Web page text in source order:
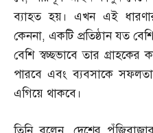
ব্যাহত হয়। এখন এই
কেননা,একটি প্রতিষ্ঠান যত
বেশি স্বচ্ছভাবে তার গ্রাহকের
পারবে এবং ব্যবসাকে
এগিয়ে থাকবে।